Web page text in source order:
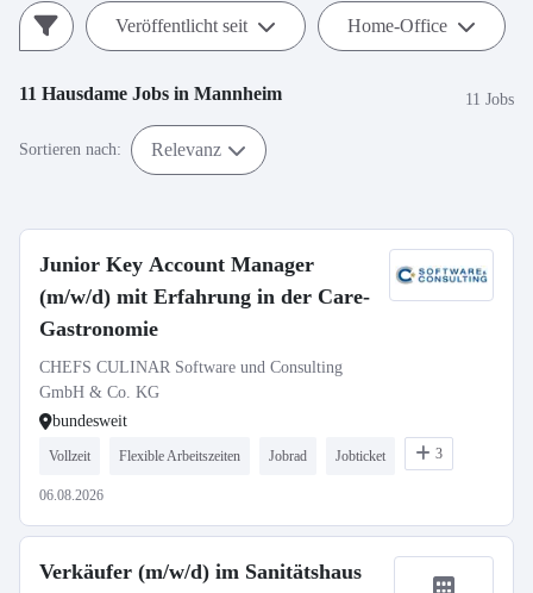
Veröffentlicht seit Home-Office
11 Hausdame Jobs in Mannheim 11 Jobs
Sortieren nach: Relevanz
Junior Key Account Manager
(m/w/d) mit Erfahrung in der Care-
Gastronomie
CHEFS CULINAR Software und Consulting
GmbH & Co. KG
bundesweit
Vollzeit Flexible Arbeitszeiten Jobrad Jobticket 3
06.08.2026
Verkäufer (m/w/d) im Sanitätshaus